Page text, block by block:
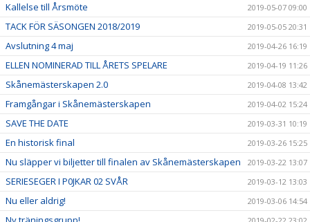
Kallelse till Årsmöte 2019-05-07 09:00
TACK FÖR SÄSONGEN 2018/2019 2019-05-05 20:31
Avslutning 4 maj 2019-04-26 16:19
ELLEN NOMINERAD TILL ÅRETS SPELARE 2019-04-19 11:26
Skånemästerskapen 2.0 2019-04-08 13:42
Framgångar i Skånemästerskapen 2019-04-02 15:24
SAVE THE DATE 2019-03-31 10:19
En historisk final 2019-03-26 15:25
Nu släpper vi biljetter till finalen av Skånemästerskapen 2019-03-22 13:07
SERIESEGER I P0JKAR 02 SVÅR 2019-03-12 13:03
Nu eller aldrig! 2019-03-06 14:54